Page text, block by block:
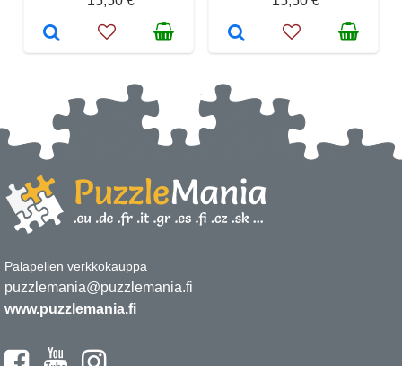
Palapelien verkkokauppa
puzzlemania@puzzlemania.fi
www.puzzlemania.fi